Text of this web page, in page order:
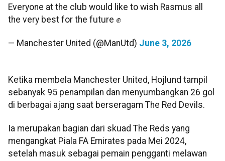
Everyone at the club would like to wish Rasmus all
the very best for the future ✊
— Manchester United (@ManUtd) June 3, 2026
Ketika membela Manchester United, Hojlund tampil
sebanyak 95 penampilan dan menyumbangkan 26 gol
di berbagai ajang saat berseragam The Red Devils.
Ia merupakan bagian dari skuad The Reds yang
mengangkat Piala FA Emirates pada Mei 2024,
setelah masuk sebagai pemain pengganti melawan